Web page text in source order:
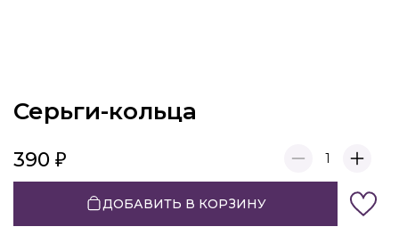
Серьги-кольца
390 1
ДОБАВИТЬ В КОРЗИНУ